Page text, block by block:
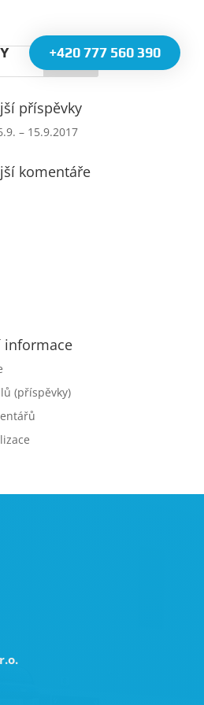
+420 777 560 390
příspěvky
– 15.9.2017
komentáře
informace
(příspěvky)